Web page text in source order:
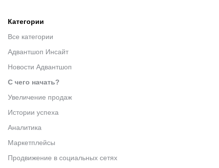
Категории
Все категории
Адвантшоп Инсайт
Новости Адвантшоп
С чего начать?
Увеличение продаж
Истории успеха
Аналитика
Маркетплейсы
Продвижение в социальных сетях